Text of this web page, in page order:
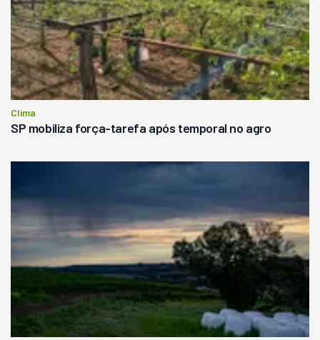
Clima
SP mobiliza força-tarefa após temporal no agro